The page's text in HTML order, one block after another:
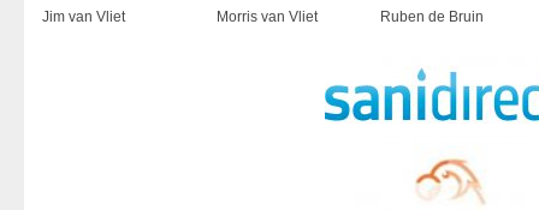
Jim van Vliet
Morris van Vliet Ruben de Bruin